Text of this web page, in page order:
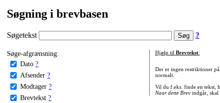
Søgning i brevbasen
Søgetekst ?
Søge-afgrænsning:
Dato ?
Afsender ?
Modtager ?
Brevtekst ?
Hjælp til Brevtekst:
Der er ingen restriktioner
normalt.
Vil du f.eks. finde en tekst,
Naar dette Brevindgår, skal